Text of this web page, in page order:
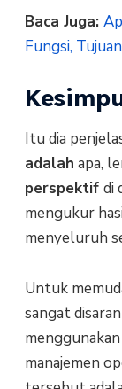
Baca Juga:
Fungsi,
Itu dia
adalah apa,
perspektif di
mengukur
menyeluruh
Untuk
sangat
menggunakan
manajemen